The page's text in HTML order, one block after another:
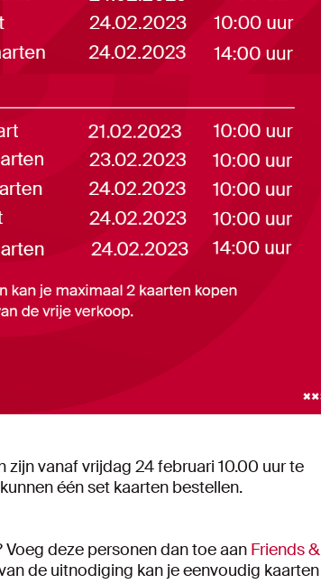
vanaf vrijdag 24 februari 10.00 uur te
één set kaarten bestellen.
deze personen dan toe aan Friends &
de uitnodiging kan je eenvoudig kaarten